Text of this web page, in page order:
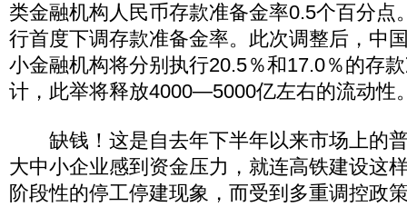
类金融机构人民币存款准备金率0.5个百分点
行首度下调存款准备金率。此次调整后，中
小金融机构将分别执行20.5％和17.0％的存
计，此举将释放4000—5000亿左右的流动性
缺钱！这是自去年下半年以来市场上的
大中小企业感到资金压力，就连高铁建设这
阶段性的停工停建现象，而受到多重调控政